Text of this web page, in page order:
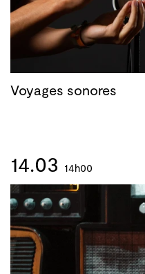
Voyages sonores
14.03 14h00